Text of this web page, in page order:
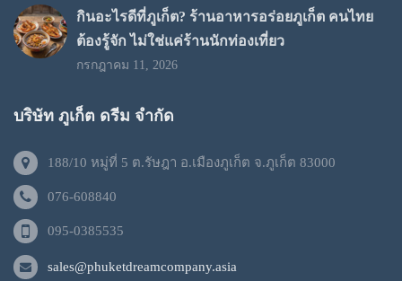
กินอะไรดีที่ภูเก็ต? ร้านอาหารอร่อยภูเก็ต คนไทย
ต้องรู้จัก ไม่ใช่แค่ร้านนักท่องเที่ยว
กรกฎาคม 11, 2026
บริษัท ภูเก็ต ดรีม จำกัด
188/10 หมู่ที่ 5 ต.รัษฎา อ.เมืองภูเก็ต จ.ภูเก็ต 83000
076-608840
095-0385535
sales@phuketdreamcompany.asia